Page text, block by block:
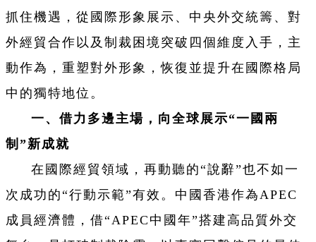
抓住機遇，從國際形象展示、中央外交統籌、對
外經貿合作以及制裁困境突破四個維度入手，主
動作為，重塑對外形象，恢復並提升在國際格局
中的獨特地位。
一、借力多邊主場，向全球展示“一國兩
制”新成就
在國際經貿領域，再動聽的“說辭”也不如一
次成功的“行動示範”有效。中國香港作為APEC
成員經濟體，借“APEC中國年”搭建高品質外交